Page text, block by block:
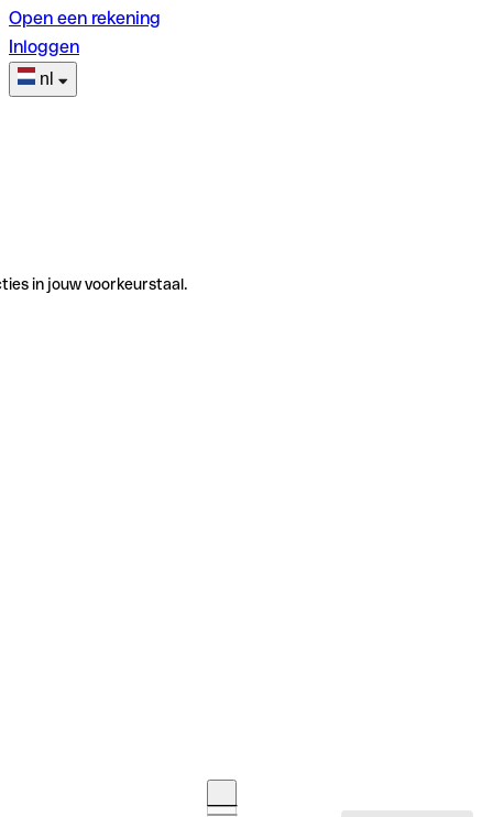
Open een rekening
Inloggen
nl
in jouw voorkeurstaal.